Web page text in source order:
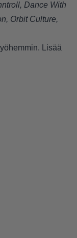
Dance With
Orbit Culture,
Lisää